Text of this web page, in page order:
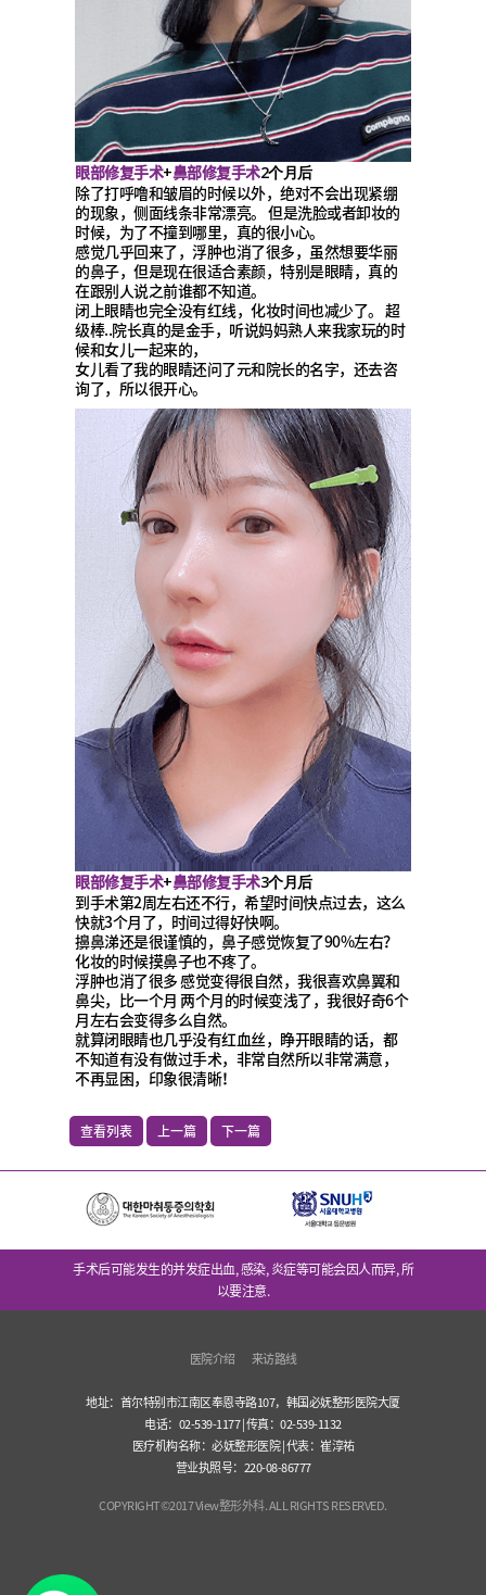
眼部修复手术+鼻部修复手术2个月后
除了打呼噜和皱眉的时候以外，绝对不会出现紧绷
的现象，侧面线条非常漂亮。 但是洗脸或者卸妆的
时候，为了不撞到哪里，真的很小心。
感觉几乎回来了，浮肿也消了很多，虽然想要华丽
的鼻子，但是现在很适合素颜，特别是眼睛，真的
在跟别人说之前谁都不知道。
闭上眼睛也完全没有红线，化妆时间也减少了。 超
级棒..院长真的是金手，听说妈妈熟人来我家玩的时
候和女儿一起来的，
女儿看了我的眼睛还问了元和院长的名字，还去咨
询了，所以很开心。
眼部修复手术+鼻部修复手术3个月后
到手术第2周左右还不行，希望时间快点过去，这么
快就3个月了，时间过得好快啊。
擤鼻涕还是很谨慎的，鼻子感觉恢复了90%左右？
化妆的时候摸鼻子也不疼了。
浮肿也消了很多 感觉变得很自然，我很喜欢鼻翼和
鼻尖，比一个月 两个月的时候变浅了，我很好奇6个
月左右会变得多么自然。
就算闭眼睛也几乎没有红血丝，睁开眼睛的话，都
不知道有没有做过手术，非常自然所以非常满意，
不再显困，印象很清晰！
查看列表 上一篇 下一篇
手术后可能发生的并发症出血, 感染, 炎症等可能会因人而异, 所
以要注意.
医院介绍 来访路线
地址：首尔特别市江南区奉恩寺路107，韩国必妩整形医院大厦
电话：02-539-1177 | 传真：02-539-1132
医疗机构名称：必妩整形医院 | 代表：崔淳祐
营业执照号：220-08-86777
COPYRIGHT©2017 View整形外科. ALL RIGHTS RESERVED.